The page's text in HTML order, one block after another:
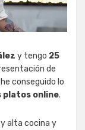
y tengo 25
de
conseguido lo
platos online.
alta cocina y